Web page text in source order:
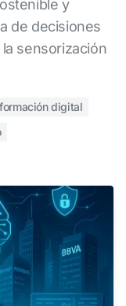
y
de decisiones
sensorización
digital